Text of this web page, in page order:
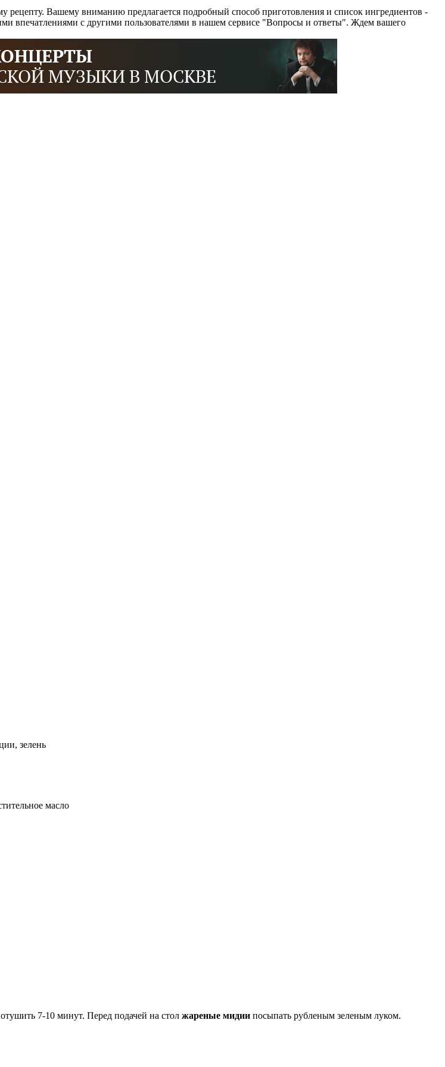
Вашему вниманию предлагается подробный способ приготовления и список ингредиентов -
впечатлениями с другими пользователями в нашем сервисе "Вопросы и ответы". Ждем вашего
зелень
масло
7-10 минут. Перед подачей на стол жареные мидии посыпать рубленым зеленым луком.